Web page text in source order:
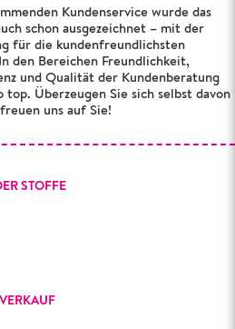
Kundenservice wurde das
schon ausgezeichnet – mit der
für die kundenfreundlichsten
den Bereichen Freundlichkeit,
und Qualität der Kundenberatung
Überzeugen Sie sich selbst davon
uns auf Sie!
STOFFE